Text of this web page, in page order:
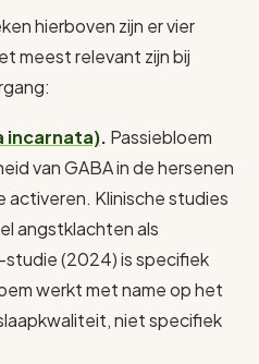
hierboven zijn er vier
meest relevant zijn bij
incarnata). Passiebloem
van GABA in de hersenen
Klinische studies
angstklachten als
(2024) is specifiek
werkt met name op het
niet specifiek